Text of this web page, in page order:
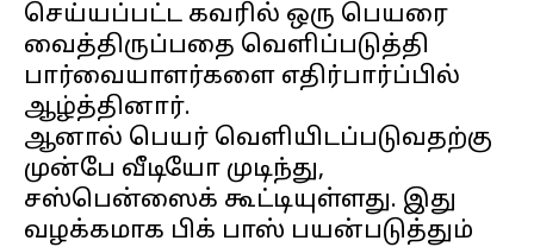
செய்யப்பட்ட கவரில் ஒரு பெயரை
வைத்திருப்பதை வெளிப்படுத்தி
பார்வையாளர்களை எதிர்பார்ப்பில்
ஆழ்த்தினார்.
ஆனால் பெயர் வெளியிடப்படுவதற்கு
முன்பே வீடியோ முடிந்து,
சஸ்பென்ஸைக் கூட்டியுள்ளது. இது
வழக்கமாக பிக் பாஸ் பயன்படுத்தும்